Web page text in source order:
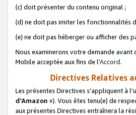
(c) doit présenter du contenu original ;
(d) ne doit pas imiter les fonctionnalités
(e) ne doit pas héberger ou afficher des
Nous examinerons votre demande
Mobile acceptée aux fins de l'Accord.
Directives Relatives
Les présentes Directives s'appliquent à
d'Amazon »). Vous êtes tenu(e) de
aux présentes Directives entraînera la